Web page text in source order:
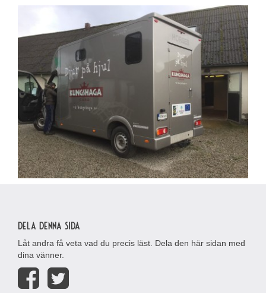
Dela denna sida
Låt andra få veta vad du precis läst. Dela den här sidan med
dina vänner.